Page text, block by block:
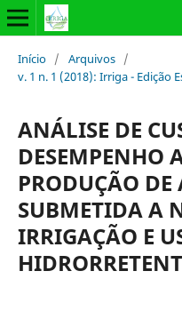
Início / Arquivos /
v. 1 n. 1 (2018): Irriga - Edição
ANÁLISE DE
DESEMPENHO
PRODUÇÃO DE
SUBMETIDA A
IRRIGAÇÃO E